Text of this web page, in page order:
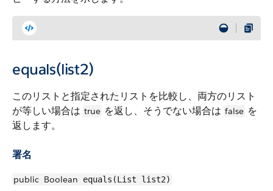
equals(list2)
このリストと指定されたリストを比較し、両方のリスト
が等しい場合は true を返し、そうでない場合は false を
返します。
署名
public Boolean equals(List list2)